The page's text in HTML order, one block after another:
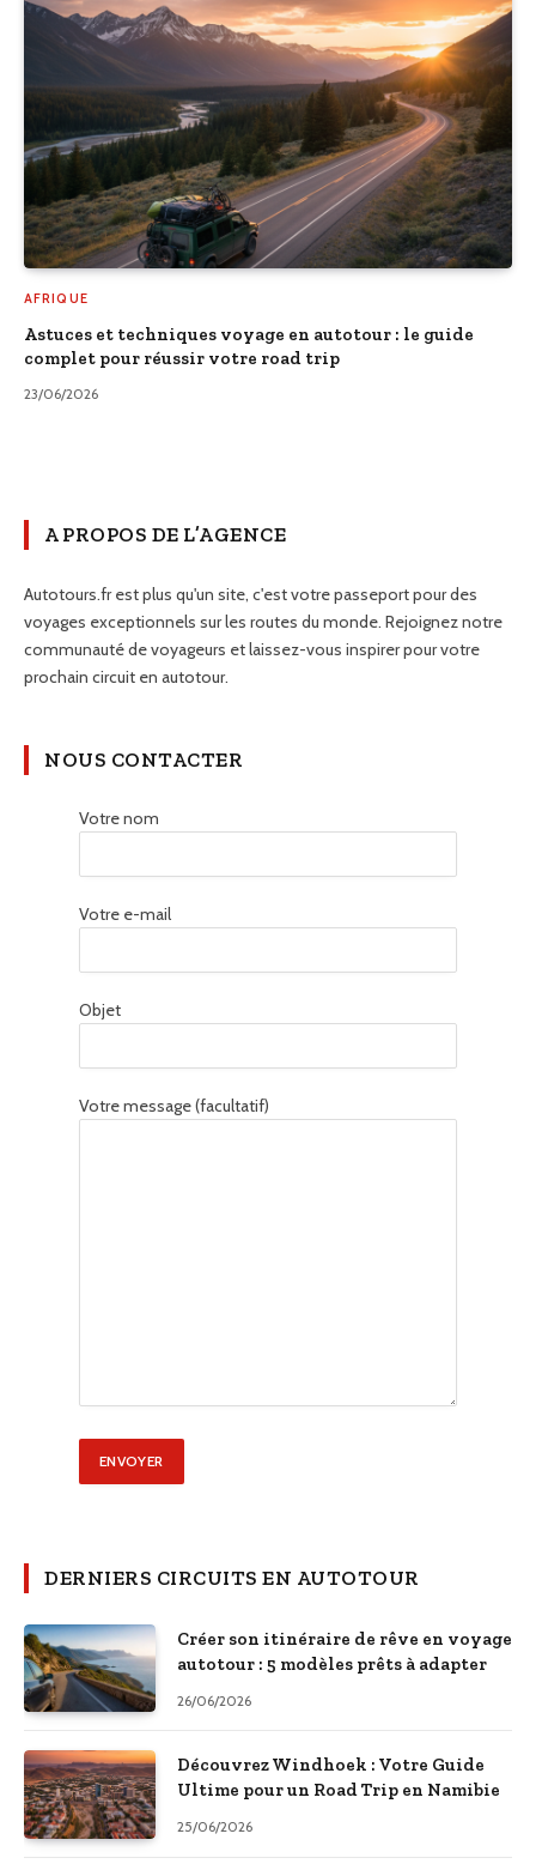
AFRIQUE
Astuces et techniques voyage en autotour : le guide
complet pour réussir votre road trip
23/06/2026
A PROPOS DE L’AGENCE
Autotours.fr est plus qu'un site, c'est votre passeport pour des
voyages exceptionnels sur les routes du monde. Rejoignez notre
communauté de voyageurs et laissez-vous inspirer pour votre
prochain circuit en autotour.
NOUS CONTACTER
Votre nom
Votre e-mail
Objet
Votre message (facultatif)
DERNIERS CIRCUITS EN AUTOTOUR
Créer son itinéraire de rêve en voyage
autotour : 5 modèles prêts à adapter
26/06/2026
Découvrez Windhoek : Votre Guide
Ultime pour un Road Trip en Namibie
25/06/2026